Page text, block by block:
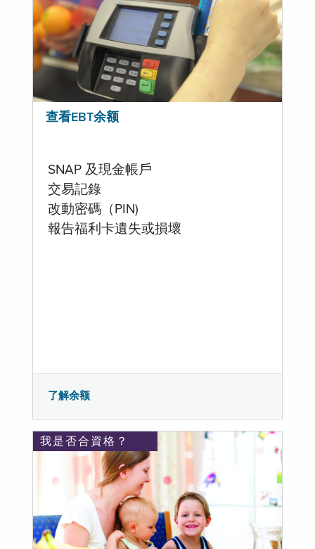
查看EBT余额
SNAP 及現金帳戶
交易記錄
改動密碼（PIN)
報告福利卡遺失或損壞
了解余额
我是否合資格？